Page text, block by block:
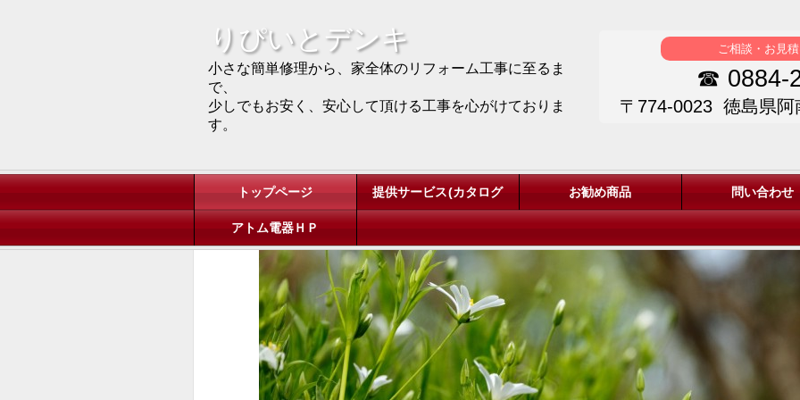
りぴいとデンキ
小さな簡単修理から、家全体のリフォーム工事に至るま
で、
少しでもお安く、安心して頂ける工事を心がけておりま
す。
ご相談・お見
☎ 0884-
〒774-0023 徳島県阿
トップページ 提供サービス(カタログ お勧め商品 問い合わせ
アトム電器ＨＰ